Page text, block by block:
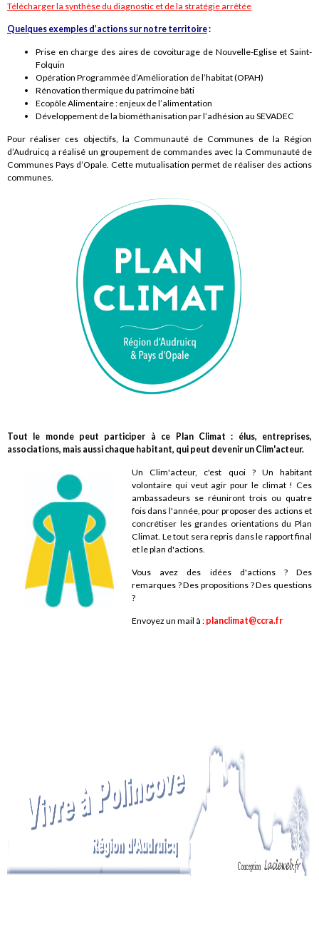
Télécharger la synthèse du diagnostic et de la stratégie arrêtée
Quelques exemples d’actions sur notre territoire:
Prise en charge des aires de covoiturage de Nouvelle-Eglise et Saint-
Folquin
Opération Programmée d’Amélioration de l’habitat (OPAH)
Rénovation thermique du patrimoine bâti
Ecopôle Alimentaire : enjeux de l’alimentation
Développement de la biométhanisation par l’adhésion au SEVADEC
Pour réaliser ces objectifs, la Communauté de Communes de la Région
d’Audruicq a réalisé un groupement de commandes avec la Communauté de
Communes Pays d’Opale. Cette mutualisation permet de réaliser des actions
communes.
Tout le monde peut participer à ce Plan Climat : élus, entreprises,
associations, mais aussi chaque habitant, qui peut devenir un Clim'acteur.
Un Clim'acteur, c'est quoi ? Un habitant
volontaire qui veut agir pour le climat ! Ces
ambassadeurs se réuniront trois ou quatre
fois dans l'année, pour proposer des actions et
concrétiser les grandes orientations du Plan
Climat. Le tout sera repris dans le rapport final
et le plan d'actions.
Vous avez des idées d'actions ? Des
remarques ? Des propositions ? Des questions
?
Envoyez un mail à : planclimat@ccra.fr